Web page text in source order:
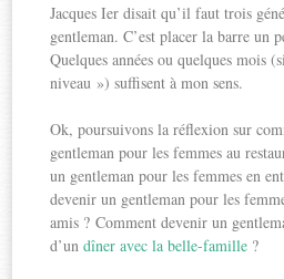
Jacques Ier disait qu’il faut trois
gentleman. C’est placer la barre un
Quelques années ou quelques mois
niveau ») suffisent à mon sens.
Ok, poursuivons la réflexion sur
gentleman pour les femmes au
un gentleman pour les femmes en
devenir un gentleman pour les
amis ? Comment devenir un
d’undîner avec la belle-famille ?